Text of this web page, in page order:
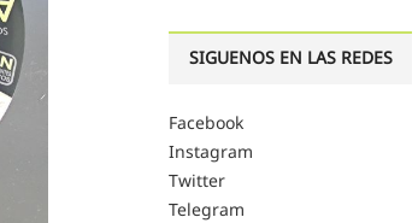
SIGUENOS EN LAS REDES
Facebook
Instagram
Twitter
Telegram